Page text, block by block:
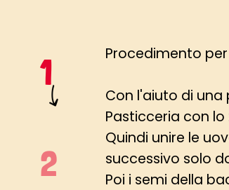
Procedimento
Con l'aiuto di
Pasticceria con
Quindi unire le
successivo solo
Poi i semi della